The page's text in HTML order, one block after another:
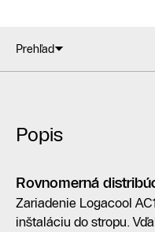
Prehľad
Popis
Rovnomerná
Zariadenie Logacool
inštaláciu do stropu.